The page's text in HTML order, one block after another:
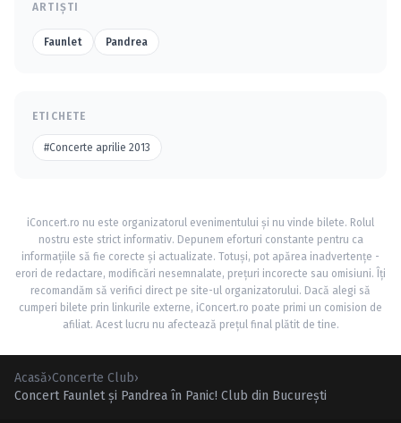
ARTIȘTI
Faunlet Pandrea
ETICHETE
#Concerte aprilie 2013
iConcert.ro nu este organizatorul evenimentului și nu vinde bilete. Rolul
nostru este strict informativ. Depunem eforturi constante pentru ca
informațiile să fie corecte și actualizate. Totuși, pot apărea inadvertențe -
erori de redactare, modificări nesemnalate, prețuri incorecte sau omisiuni. Îți
recomandăm să verifici direct pe site-ul organizatorului. Dacă alegi să
cumperi bilete prin linkurile externe, iConcert.ro poate primi un comision de
afiliat. Acest lucru nu afectează prețul final plătit de tine.
Acasă›Concerte Club›
Concert Faunlet şi Pandrea în Panic! Club din Bucureşti